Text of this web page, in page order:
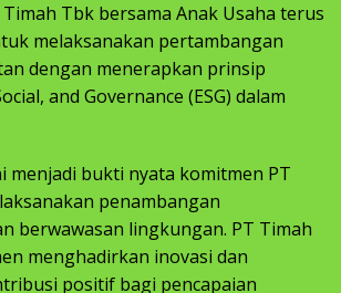
Tbk bersama Anak Usaha terus
melaksanakan pertambangan
dengan menerapkan prinsip
and Governance (ESG) dalam
menjadi bukti nyata komitmen PT
penambangan
berwawasan lingkungan. PT Timah
menghadirkan inovasi dan
positif bagi pencapaian